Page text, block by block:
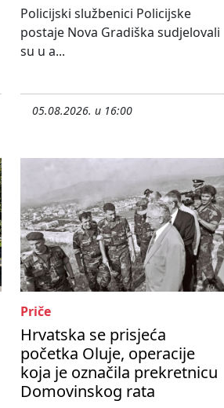
Policijski službenici Policijske
postaje Nova Gradiška sudjelovali
su u a...
05.08.2026. u 16:00
Priče
Hrvatska se prisjeća
početka Oluje, operacije
koja je označila prekretnicu
Domovinskog rata